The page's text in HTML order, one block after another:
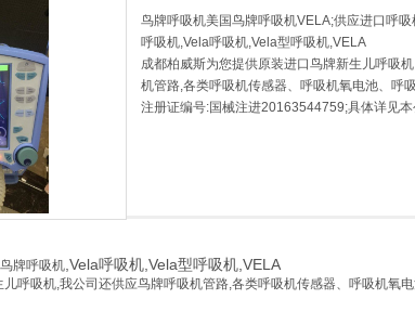
鸟牌呼吸机美国鸟牌呼吸机VELA;供应进口呼
呼吸机,Vela呼吸机,Vela型呼吸机,VELA
成都柏威斯为您提供原装进口鸟牌新生儿呼吸
机管路,各类呼吸机传感器、呼吸机氧电池、呼
注册证编号:国械注进20163544759;具体详见
牌呼吸机 ,Vela呼吸机,Vela型呼吸机,VELA
呼吸机,我公司还供应鸟牌呼吸机管路,各类呼吸机传感器、呼吸机氧